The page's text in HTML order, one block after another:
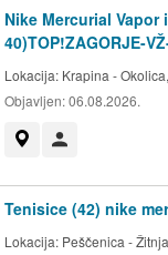
Nike Mercurial
40)TOP!ZAGORJE-
Lokacija: Krapina -
Objavljen:06.08.2026.
Tenisice (42) nike
Lokacija: Peščenica -